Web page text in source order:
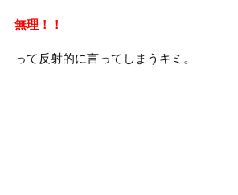
無理！！
って反射的に言ってしまうキミ。